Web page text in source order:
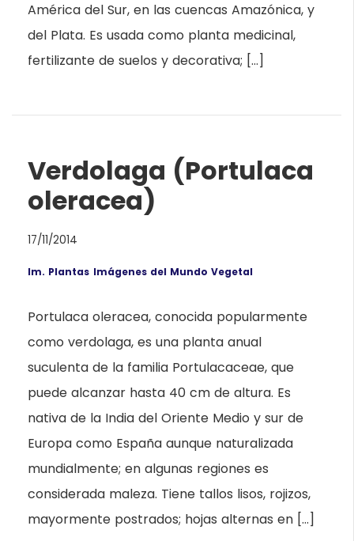
América del Sur, en las cuencas Amazónica, y
del Plata. Es usada como planta medicinal,
fertilizante de suelos y decorativa; […]
Verdolaga (Portulaca
oleracea)
17/11/2014
Im. Plantas Imágenes del Mundo Vegetal
Portulaca oleracea, conocida popularmente
como verdolaga, es una planta anual
suculenta de la familia Portulacaceae, que
puede alcanzar hasta 40 cm de altura. Es
nativa de la India del Oriente Medio y sur de
Europa como España aunque naturalizada
mundialmente; en algunas regiones es
considerada maleza. Tiene tallos lisos, rojizos,
mayormente postrados; hojas alternas en […]